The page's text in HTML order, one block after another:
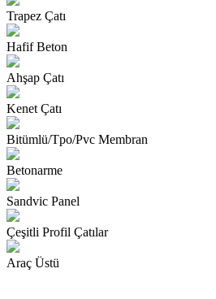
Trapez Çatı
Hafif Beton
Ahşap Çatı
Kenet Çatı
Bitümlü/Tpo/Pvc Membran
Betonarme
Sandvic Panel
Çeşitli Profil Çatılar
Araç Üstü